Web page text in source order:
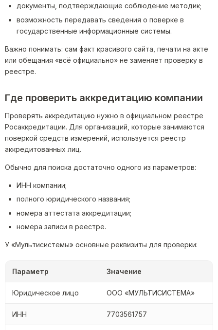
документы, подтверждающие соблюдение методик;
возможность передавать сведения о поверке в
государственные информационные системы.
Важно понимать: сам факт красивого сайта, печати на акте
или обещания «всё официально» не заменяет проверку в
реестре.
Где проверить аккредитацию компании
Проверять аккредитацию нужно в официальном реестре
Росаккредитации. Для организаций, которые занимаются
поверкой средств измерений, используется реестр
аккредитованных лиц.
Обычно для поиска достаточно одного из параметров:
ИНН компании;
полного юридического названия;
номера аттестата аккредитации;
номера записи в реестре.
У «Мультисистемы» основные реквизиты для проверки:
Параметр Значение
Юридическое лицо ООО «МУЛЬТИСИСТЕМА»
ИНН 7703561757